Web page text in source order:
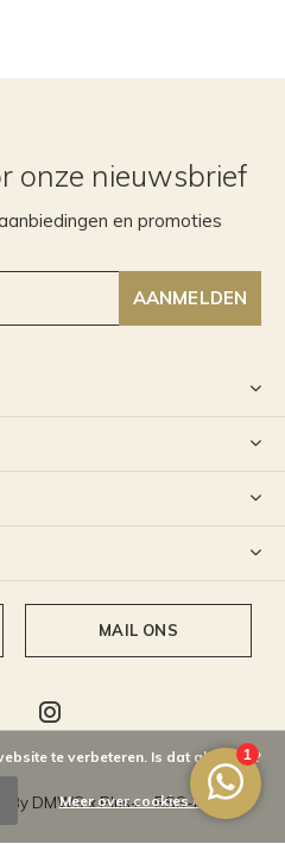
onze nieuwsbrief
en promoties
AANMELDEN
MAIL ONS
By DMWSxPlus+-RSS-feed
te verbeteren. Is dat akkoord?
Meer over cookies »